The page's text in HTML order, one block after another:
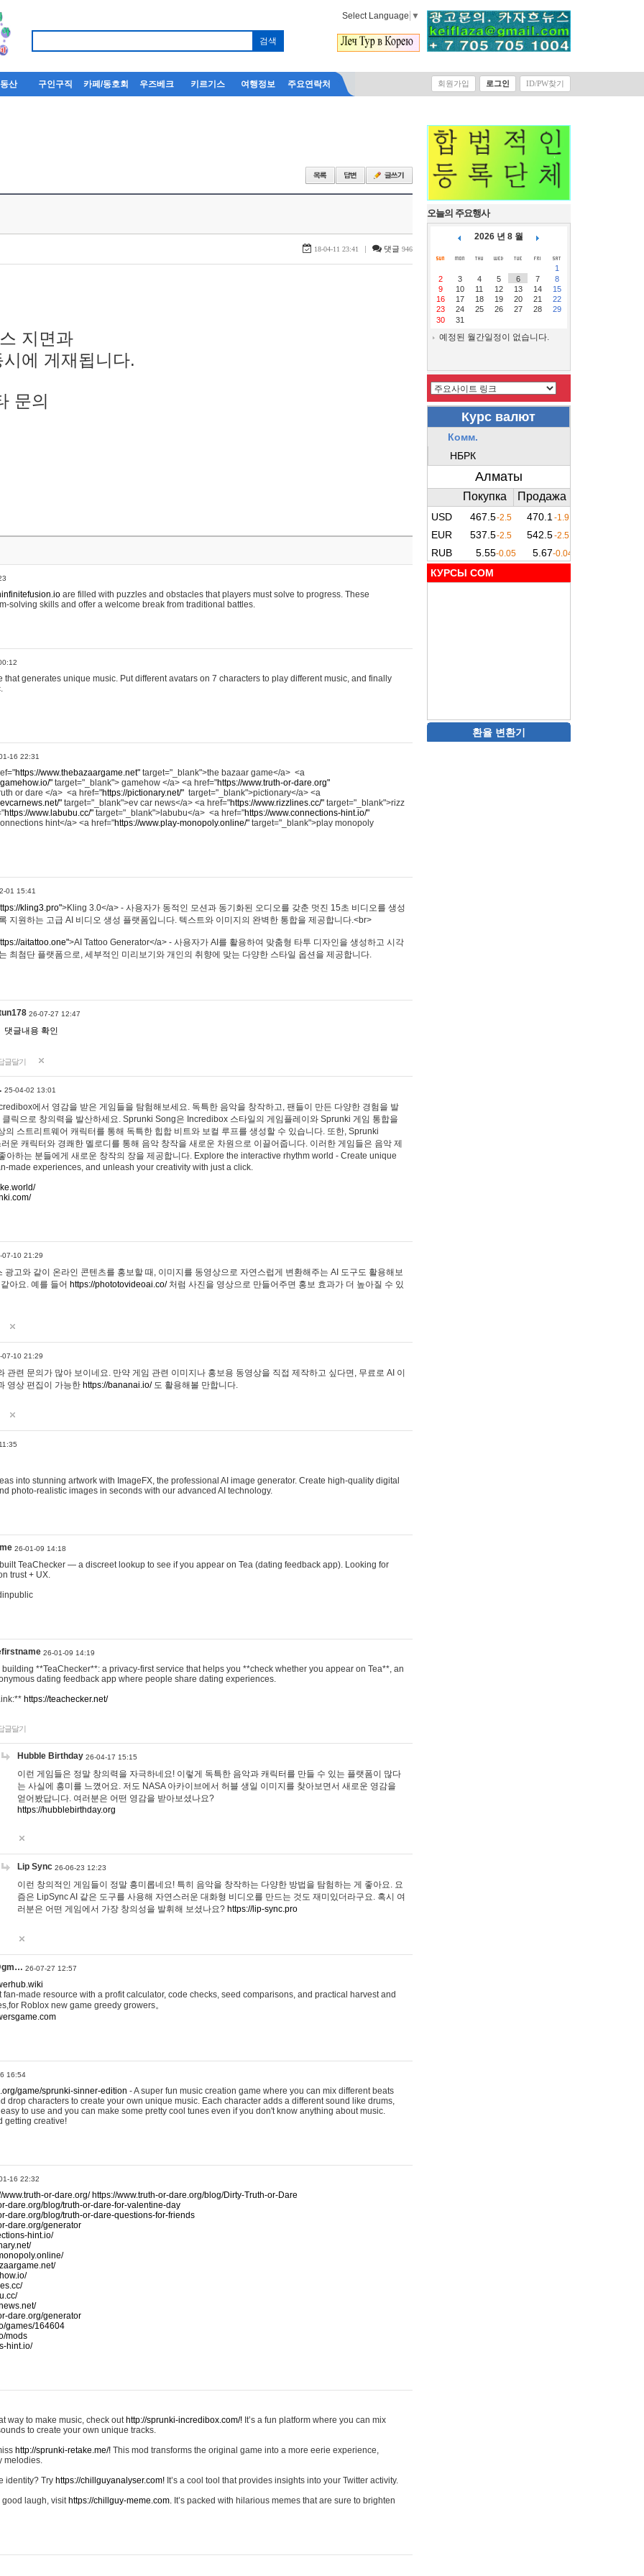
Select Language ▼
산 구인구직 카페/동호회 우즈베크 키르기스 여행정보 주요연락처 회원가입 로그인 ID/PW찾기
18-04-11 23:41 | 댓글 946
지면과
에 게재됩니다.
문의
are filled with puzzles and obstacles that players must solve to progress. These
solving skills and offer a welcome break from traditional battles.
that generates unique music. Put different avatars on 7 characters to play different music, and finally
16 22:31
https://www.thebazaargame.net" target="_blank">the bazaar game</a> <a
" target="_blank"> gamehow </a> <a href="https://www.truth-or-dare.org"
or dare </a> <a href="https://pictionary.net/" target="_blank">pictionary</a> <a
" target="_blank">ev car news</a> <a href="https://www.rizzlines.cc/" target="_blank">rizz
https://www.labubu.cc/" target="_blank">labubu</a> <a href="https://www.connections-hint.io/"
hint</a> <a href="https://www.play-monopoly.online/" target="_blank">play monopoly
01 15:41
kling3.pro">Kling 3.0</a> - 사용자가 동적인 모션과 동기화된 오디오를 갖춘 멋진 15초 비디오를 생성
지원하는 고급 AI 비디오 생성 플랫폼입니다. 텍스트와 이미지의 완벽한 통합을 제공합니다.<br>
aitattoo.one">AI Tattoo Generator</a> - 사용자가 AI를 활용하여 맞춤형 타투 디자인을 생성하고 시각
최첨단 플랫폼으로, 세부적인 미리보기와 개인의 취향에 맞는 다양한 스타일 옵션을 제공합니다.
26-07-27 12:47
댓글내용 확인
글달기
25-04-02 13:01
에서 영감을 받은 게임들을 탐험해보세요. 독특한 음악을 창작하고, 팬들이 만든 다양한 경험을 발
클릭으로 창의력을 발산하세요. Sprunki Song은 Incredibox 스타일의 게임플레이와 Sprunki 게임 통합을
의 스트리트웨어 캐릭터를 통해 독특한 힙합 비트와 보컬 루프를 생성할 수 있습니다. 또한, Sprunki
운 캐릭터와 경쾌한 멜로디를 통해 음악 창작을 새로운 차원으로 이끌어줍니다. 이러한 게임들은 음악 제
아하는 분들에게 새로운 창작의 장을 제공합니다. Explore the interactive rhythm world - Create unique
made experiences, and unleash your creativity with just a click.
07-10 21:29
광고와 같이 온라인 콘텐츠를 홍보할 때, 이미지를 동영상으로 자연스럽게 변환해주는 AI 도구도 활용해보
아요. 예를 들어 https://phototovideoai.co/처럼 사진을 영상으로 만들어주면 홍보 효과가 더 높아질 수 있
07-10 21:29
관련 문의가 많아 보이네요. 만약 게임 관련 이미지나 홍보용 동영상을 직접 제작하고 싶다면, 무료로 AI 이
영상 편집이 가능한 https://bananai.io/도 활용해볼 만합니다.
into stunning artwork with ImageFX, the professional AI image generator. Create high-quality digital
photo-realistic images in seconds with our advanced AI technology.
26-01-09 14:18
TeaChecker — a discreet lookup to see if you appear on Tea (dating feedback app). Looking for
trust + UX.
26-01-09 14:19
building **TeaChecker**: a privacy-first service that helps you **check whether you appear on Tea**, an
dating feedback app where people share dating experiences.
https://teachecker.net/
글달기
Hubble Birthday 26-04-17 15:15
이런 게임들은 정말 창의력을 자극하네요! 이렇게 독특한 음악과 캐릭터를 만들 수 있는 플랫폼이 많다
는 사실에 흥미를 느꼈어요. 저도 NASA 아카이브에서 허블 생일 이미지를 찾아보면서 새로운 영감을
얻어봤답니다. 여러분은 어떤 영감을 받아보셨나요?
https://hubblebirthday.org
Lip Sync 26-06-23 12:23
이런 창의적인 게임들이 정말 흥미롭네요! 특히 음악을 창작하는 다양한 방법을 탐험하는 게 좋아요. 요
즘은 LipSync AI 같은 도구를 사용해 자연스러운 대화형 비디오를 만드는 것도 재미있더라구요. 혹시 여
러분은 어떤 게임에서 가장 창의성을 발휘해 보셨나요? https://lip-sync.pro
26-07-27 12:57
made resource with a profit calculator, code checks, seed comparisons, and practical harvest and
Roblox new game greedy growers。
16:54
game/sprunki-sinner-edition - A super fun music creation game where you can mix different beats
drop characters to create your own unique music. Each character adds a different sound like drums,
to use and you can make some pretty cool tunes even if you don't know anything about music.
getting creative!
16 22:32
www.truth-or-dare.org/ https://www.truth-or-dare.org/blog/Dirty-Truth-or-Dare
dare.org/blog/truth-or-dare-for-valentine-day
dare.org/blog/truth-or-dare-questions-for-friends
dare.org/generator
hint.io/
dare.org/generator
games/164604
mods
hint.io/
way to make music, check out http://sprunki-incredibox.com/! It’s a fun platform where you can mix
to create your own unique tracks.
http://sprunki-retake.me/! This mod transforms the original game into a more eerie experience,
melodies.
identity? Try https://chillguyanalyser.com! It’s a cool tool that provides insights into your Twitter activity.
good laugh, visit https://chillguy-meme.com. It’s packed with hilarious memes that are sure to brighten
오늘의 주요행사
2026 년 8 월
1
2
3 4 5 6 7
8
9
10 11 12 13 14
15
16
17 18 19 20 21
22
23
24 25 26 27 28
29
30
31
예정된 월간일정이 없습니다.
КУРСЫ COM
환율 변환기